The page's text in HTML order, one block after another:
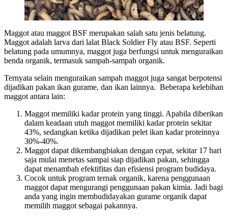
Maggot atau maggot BSF merupakan salah satu jenis belatung.
Maggot adalah larva dari lalat Black Soldier Fly atau BSF. Seperti
belatung pada umumnya, maggot juga berfungsi untuk menguraikan
benda organik, termasuk sampah-sampah organik.
Ternyata selain menguraikan sampah maggot juga sangat berpotensi
dijadikan pakan ikan gurame, dan ikan lainnya. Beberapa kelebihan
maggot antara lain:
Maggot memiliki kadar protein yang tinggi. Apabila diberikan
dalam keadaan utuh maggot memiliki kadar protein sekitar
43%, sedangkan ketika dijadikan pelet ikan kadar proteinnya
30%-40%.
Maggot dapat dikembangbiakan dengan cepat, sekitar 17 hari
saja mulai menetas sampai siap dijadikan pakan, sehingga
dapat menambah efektifitas dan efisiensi program budidaya.
Cocok untuk program ternak organik, karena penggunaan
maggot dapat mengurangi penggunaan pakan kimia. Jadi bagi
anda yang ingin membudidayakan gurame organik dapat
memilih maggot sebagai pakannya.